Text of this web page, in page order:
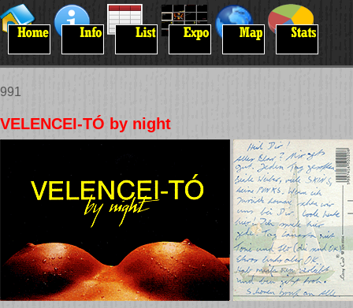
991
VELENCEI-TÓ by night